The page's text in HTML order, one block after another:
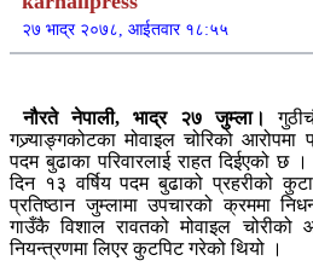
२७ भाद्र २०७८, आईतवार १८:५५
नौरते नेपाली, भाद्र २७ जुम्ला।
गज्र्याङ्गकोटका मोवाइल चोरिको
पदम बुढाका परिवारलाई राहत दिईएको छ
दिन १३ वर्षिय पदम बुढाको प्रहरीको
प्रतिष्ठान जुम्लामा उपचारको क्रममा
गाउँकै विशाल रावतको मोवाइल चोरीको
नियन्त्रणमा लिएर कुटपिट गरेको थियो ।